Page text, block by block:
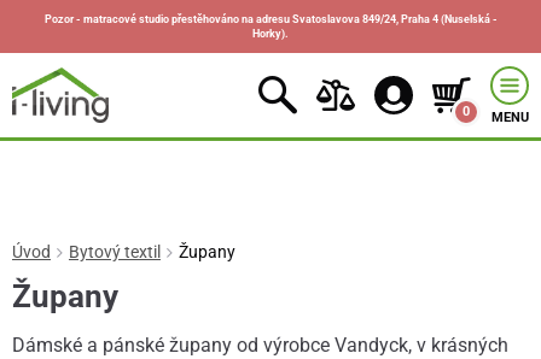
Pozor - matracové studio přestěhováno na adresu Svatoslavova 849/24, Praha 4 (Nuselská -
Horky).
0 MENU
Úvod Bytový textil Župany
Župany
Dámské a pánské župany od výrobce Vandyck, v krásných